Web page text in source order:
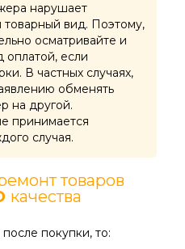
нарушает
товарный вид. Поэтому,
осматривайте и
оплатой, если
В частных случаях,
обменять
на другой.
принимается
случая.
товаров
качества
покупки, то: